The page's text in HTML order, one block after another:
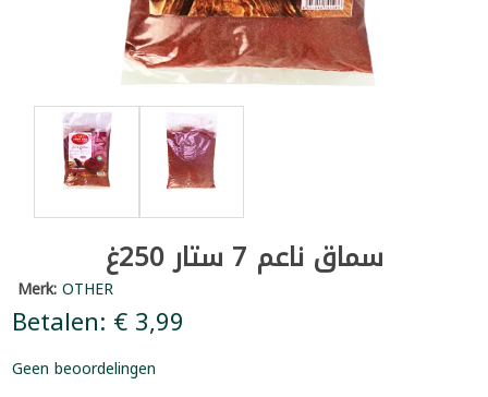
سماق ناعم 7 ستار 250غ
Merk:OTHER
Betalen: € 3,99
Geen beoordelingen